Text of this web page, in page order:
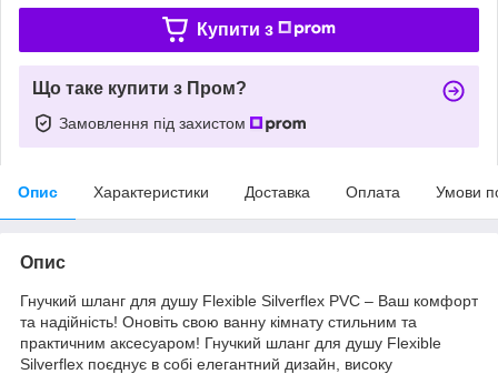
Купити з
Що таке купити з Пром?
Замовлення під захистом
Опис Характеристики Доставка Оплата Умови
Опис
Гнучкий шланг для душу Flexible Silverflex PVC – Ваш комфорт
та надійність! Оновіть свою ванну кімнату стильним та
практичним аксесуаром! Гнучкий шланг для душу Flexible
Silverflex поєднує в собі елегантний дизайн, високу